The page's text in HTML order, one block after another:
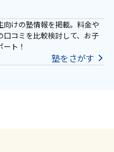
向けの塾情報を掲載。料金や
口コミを比較検討して、お子
ト！
塾をさがす